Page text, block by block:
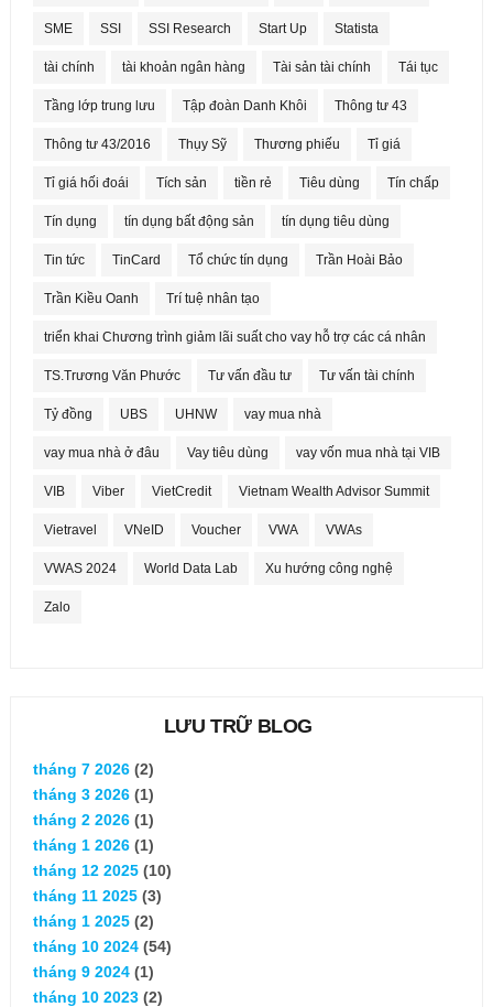
SME SSI SSI Research Start Up Statista
tài chính tài khoản ngân hàng Tài sản tài chính Tái tục
Tầng lớp trung lưu Tập đoàn Danh Khôi Thông tư 43
Thông tư 43/2016 Thụy Sỹ Thương phiếu Tỉ giá
Tỉ giá hối đoái Tích sản tiền rẻ Tiêu dùng Tín chấp
Tín dụng tín dụng bất động sản tín dụng tiêu dùng
Tin tức TinCard Tổ chức tín dụng Trần Hoài Bảo
Trần Kiều Oanh Trí tuệ nhân tạo
triển khai Chương trình giảm lãi suất cho vay hỗ trợ các cá nhân
TS.Trương Văn Phước Tư vấn đầu tư Tư vấn tài chính
Tỷ đồng UBS UHNW vay mua nhà
vay mua nhà ở đâu Vay tiêu dùng vay vốn mua nhà tại VIB
VIB Viber VietCredit Vietnam Wealth Advisor Summit
Vietravel VNeID Voucher VWA VWAs
VWAS 2024 World Data Lab Xu hướng công nghệ
Zalo
LƯU TRỮ BLOG
tháng 7 2026(2)
tháng 3 2026(1)
tháng 2 2026(1)
tháng 1 2026(1)
tháng 12 2025(10)
tháng 11 2025(3)
tháng 1 2025(2)
tháng 10 2024(54)
tháng 9 2024(1)
tháng 10 2023(2)